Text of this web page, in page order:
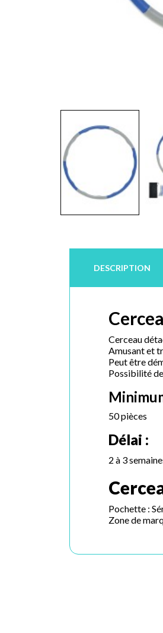
DESCRIPTION
Cerceau
Amusant et
Peut être
Possibilité
50 pièces
Délai :
2 à 3
Pochette :
Zone de